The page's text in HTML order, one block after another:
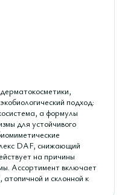
подход:
а формулы
для устойчивого
DAF, снижающий
на причины
Ассортимент включает
атопичной и склонной к